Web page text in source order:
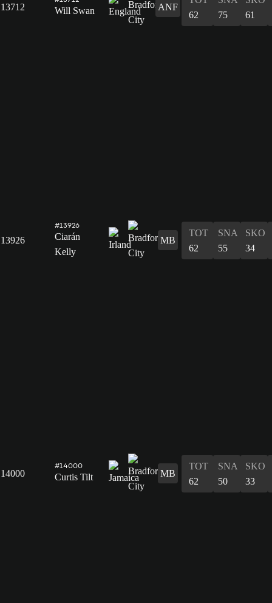
13712 Will Swan ANF
62
75
61
13926
#13926
Ciarán
Kelly
MB
TOT
62
SNA
55
SKO
34
14000
#14000
Curtis Tilt MB
TOT
62
SNA
50
SKO
33